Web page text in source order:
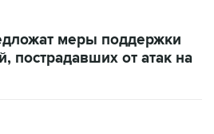
меры поддержки
пострадавших от атак на